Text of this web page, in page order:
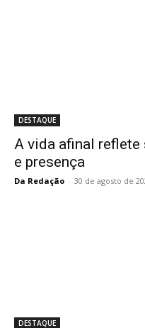
DESTAQUE
A vida afinal reflete
e presença
Da Redação - 30 de agosto de
DESTAQUE